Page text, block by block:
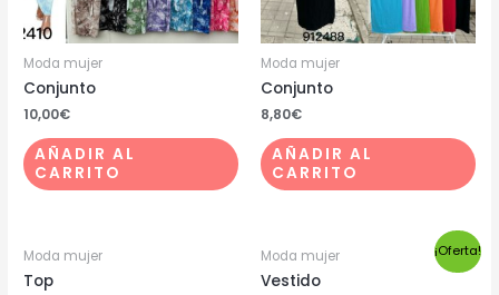
Moda mujer
Conjunto
10,00€
AÑADIR AL
CARRITO
Moda mujer
Conjunto
8,80€
AÑADIR AL
CARRITO
Moda mujer
Top
¡Oferta!
Moda mujer
Vestido